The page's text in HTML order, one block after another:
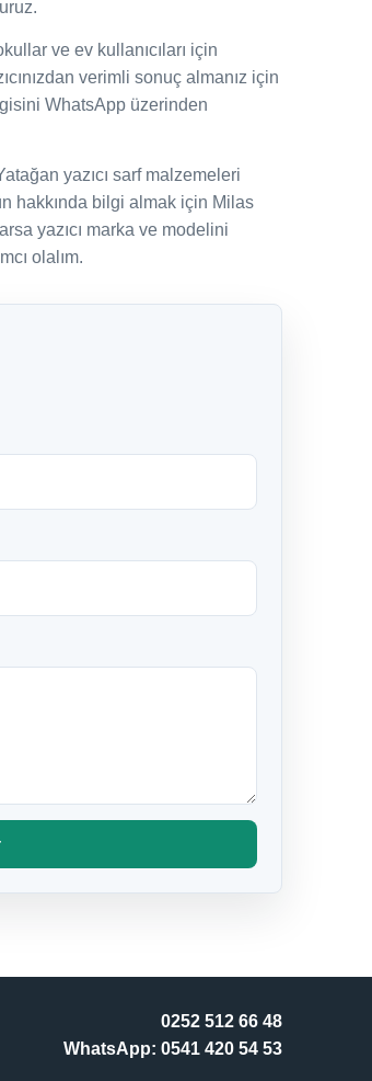
ve ev kullanıcıları için
verimli sonuç almanız için
WhatsApp üzerinden
yazıcı sarf malzemeleri
hakkında bilgi almak için Milas
yazıcı marka ve modelini
olalım.
0252 512 66 48
WhatsApp: 0541 420 54 53